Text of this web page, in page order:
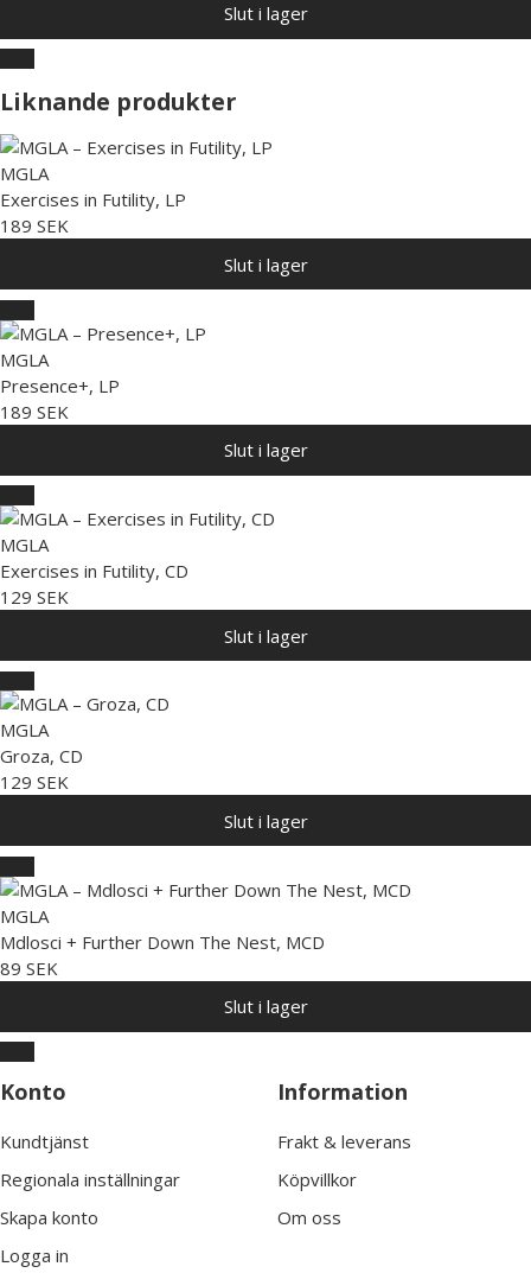
Slut i lager
Liknande produkter
MGLA
Exercises in Futility, LP
189 SEK
Slut i lager
MGLA
Presence+, LP
189 SEK
Slut i lager
MGLA
Exercises in Futility, CD
129 SEK
Slut i lager
MGLA
Groza, CD
129 SEK
Slut i lager
MGLA
Mdlosci + Further Down The Nest, MCD
89 SEK
Slut i lager
Konto
Kundtjänst
Regionala inställningar
Skapa konto
Logga in
Information
Frakt & leverans
Köpvillkor
Om oss